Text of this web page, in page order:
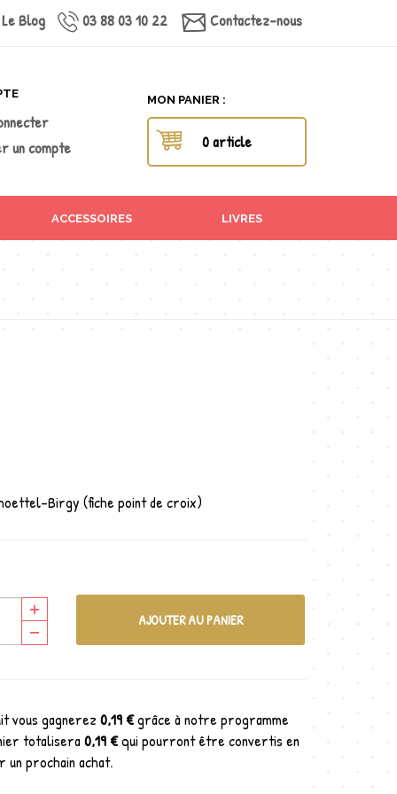
Le Blog 03 88 03 10 22 Contactez-nous
un compte
MON PANIER :
0 article
ACCESSOIRES LIVRES
Birgy (fiche point de croix)
AJOUTER AU PANIER
vous gagnerez 0,19 €grâce à notre programme
totalisera 0,19 €qui pourront être convertis en
un prochain achat.